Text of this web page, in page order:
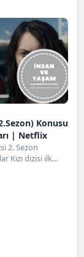
Konusu
| Netflix
2. Sezon
Kızı dizisi ilk